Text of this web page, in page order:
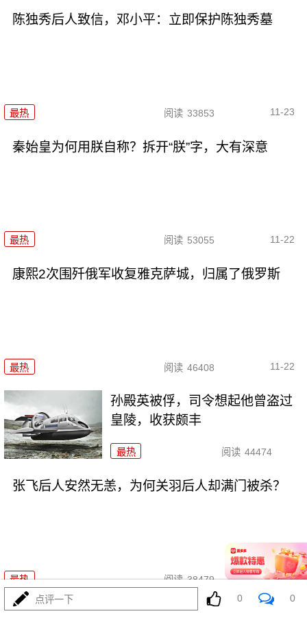
陈独秀后人致信，邓小平：立即保护陈独秀墓
最热 阅读 33853 11-23
秦始皇为何用朕自称？拆开“朕”字，大有深意
最热 阅读 53055 11-22
康熙2次围歼俄军收复雅克萨城，归属了俄罗斯
最热 阅读 46408 11-22
孙殿英被俘，司令想起他曾盗过
皇陵，收获颇丰
最热 阅读 44474
张飞后人安然无恙，为何关羽后人却满门被杀？
最热 阅读 38479 11-21
入朝前，毛主席听林帅建议：换掉13兵团主将
点评一下 0 0